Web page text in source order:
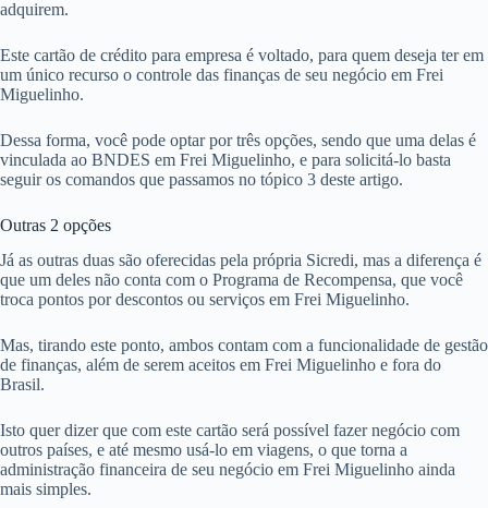
adquirem.
Este cartão de crédito para empresa é voltado, para quem deseja ter em
um único recurso o controle das finanças de seu negócio em Frei
Miguelinho.
Dessa forma, você pode optar por três opções, sendo que uma delas é
vinculada ao BNDES em Frei Miguelinho, e para solicitá-lo basta
seguir os comandos que passamos no tópico 3 deste artigo.
Outras 2 opções
Já as outras duas são oferecidas pela própria Sicredi, mas a diferença é
que um deles não conta com o Programa de Recompensa, que você
troca pontos por descontos ou serviços em Frei Miguelinho.
Mas, tirando este ponto, ambos contam com a funcionalidade de gestão
de finanças, além de serem aceitos em Frei Miguelinho e fora do
Brasil.
Isto quer dizer que com este cartão será possível fazer negócio com
outros países, e até mesmo usá-lo em viagens, o que torna a
administração financeira de seu negócio em Frei Miguelinho ainda
mais simples.